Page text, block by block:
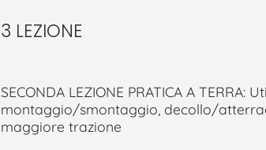
3 LEZIONE
SECONDA LEZIONE PRATICA A
montaggio/smontaggio, decollo/
maggiore trazione